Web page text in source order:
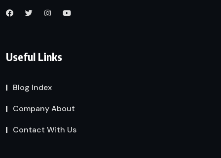
Useful Links
Blog Index
Company About
Contact With Us